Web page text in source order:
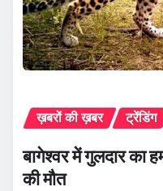
ख़बरों की ख़बर ट्रेंडिंग
बागेश्वर में गुलदार का
की मौत